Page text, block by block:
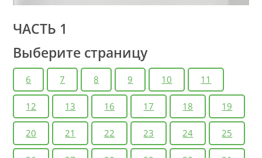
ЧАСТЬ 1
Выберите страницу
6 7 8 9 10 11
12 13 16 17 18 19
20 21 22 23 24 25